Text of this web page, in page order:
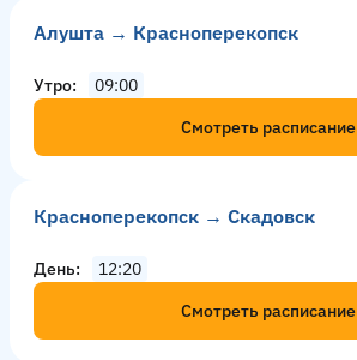
Алушта → Красноперекопск
Утро
09:00
Смотреть расписание
Красноперекопск → Скадовск
День
12:20
Смотреть расписание